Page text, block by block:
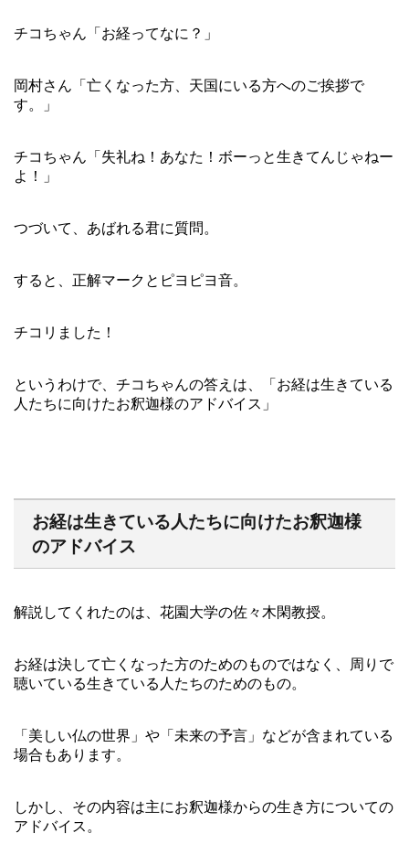
チコちゃん「お経ってなに？」
岡村さん「亡くなった方、天国にいる方へのご挨拶で
す。」
チコちゃん「失礼ね！あなた！ボーっと生きてんじゃねー
よ！」
つづいて、あばれる君に質問。
すると、正解マークとピヨピヨ音。
チコリました！
というわけで、チコちゃんの答えは、「お経は生きている
人たちに向けたお釈迦様のアドバイス」
お経は生きている人たちに向けたお釈迦様
のアドバイス
解説してくれたのは、花園大学の佐々木閑教授。
お経は決して亡くなった方のためのものではなく、周りで
聴いている生きている人たちのためのもの。
「美しい仏の世界」や「未来の予言」などが含まれている
場合もあります。
しかし、その内容は主にお釈迦様からの生き方についての
アドバイス。